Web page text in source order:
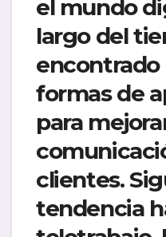
el mundo
largo del
formas de
para
clientes.
tendencia